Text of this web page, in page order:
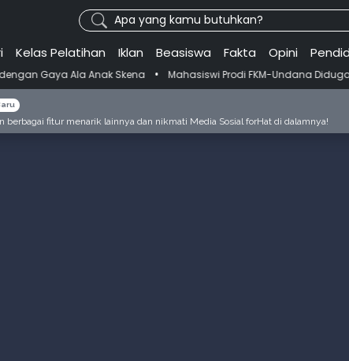
Apa yang kamu butuhkan?
Kelas Pelatihan Iklan Beasiswa Fakta Opini
Skena • Mahasiswi Prodi FKM-Undana Diduga Depresi Berat
berbagai fitur menarik lainnya dan nikmati Media Sosial forHat di dalamnya!